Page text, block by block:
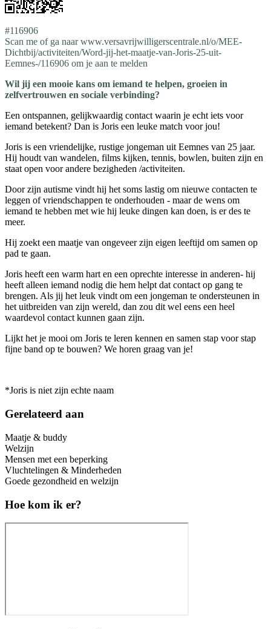
#116906
Scan me of ga naar www.versavrijwilligerscentrale.nl/o/MEE-
Dichtbij/activiteiten/Word-jij-het-maatje-van-Joris-25-uit-
Eemnes-/116906 om je aan te melden
Wil jij een mooie kans om iemand te helpen, groeien in
zelfvertrouwen en sociale verbinding?
Een ontspannen, gelijkwaardig contact waarin je echt iets voor
iemand betekent? Dan is Joris een leuke match voor jou!
Joris is een vriendelijke, rustige jongeman uit Eemnes van 25 jaar.
Hij houdt van wandelen, films kijken, tennis, bowlen, buiten zijn en
staat open voor andere bezigheden /activiteiten.
Door zijn autisme vindt hij het soms lastig om nieuwe contacten te
leggen of vriendschappen te onderhouden - maar de wens om
iemand te hebben met wie hij leuke dingen kan doen, is er des te
meer.
Hij zoekt een maatje van ongeveer zijn eigen leeftijd om samen op
pad te gaan.
Joris heeft een warm hart en een oprechte interesse in anderen- hij
heeft alleen iemand nodig die hem helpt dat contact op gang te
brengen. Als jij het leuk vindt om een jongeman te ondersteunen in
het uitbreiden van zijn wereld, dan zou dit wel eens een heel
waardevol contact kunnen gaan zijn.
Lijkt het je mooi om Joris te leren kennen en samen stap voor stap
fijne band op te bouwen? We horen graag van je!
*Joris is niet zijn echte naam
Gerelateerd aan
Maatje & buddy
Welzijn
Mensen met een beperking
Vluchtelingen & Minderheden
Goede gezondheid en welzijn
Hoe kom ik er?